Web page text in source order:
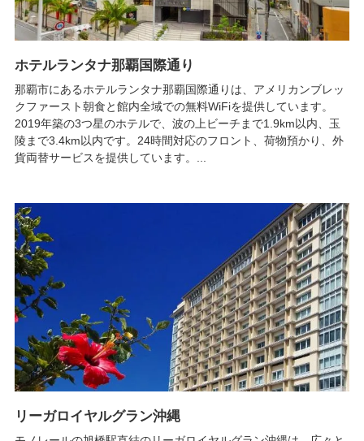
ホテルランタナ那覇国際通り
那覇市にあるホテルランタナ那覇国際通りは、アメリカンブレッ
クファースト朝食と館内全域での無料WiFiを提供しています。
2019年築の3つ星のホテルで、波の上ビーチまで1.9km以内、玉
陵まで3.4km以内です。24時間対応のフロント、荷物預かり、外
貨両替サービスを提供しています。...
リーガロイヤルグラン沖縄